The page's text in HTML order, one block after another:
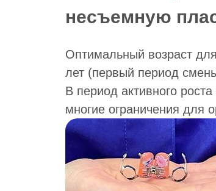
несъемную
Оптимальный возраст
лет (первый период
В период активного
многие ограничения для